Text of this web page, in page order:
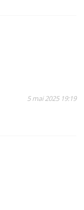
5 mai 2025 19:19